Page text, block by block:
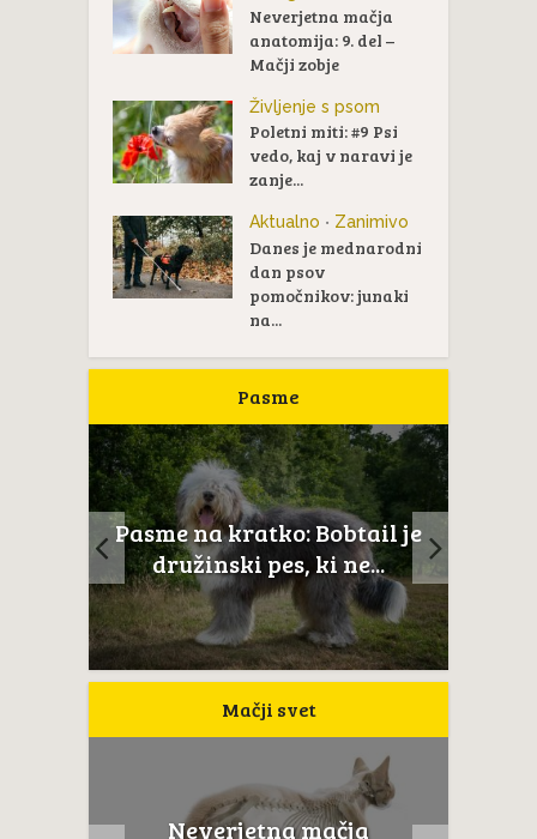
Neverjetna mačja
anatomija: 9. del –
Mačji zobje
Življenje s psom
Poletni miti: #9 Psi
vedo, kaj v naravi je
zanje...
Aktualno • Zanimivo
Danes je mednarodni
dan psov
pomočnikov: junaki
na...
Pasme
Pasme na kratko: Bobtail je
družinski pes, ki ne...
Mačji svet
Neverjetna mačja